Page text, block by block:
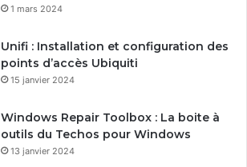
1 mars 2024
Unifi : Installation et configuration des
points d’accès Ubiquiti
15 janvier 2024
Windows Repair Toolbox : La boite à
outils du Techos pour Windows
13 janvier 2024